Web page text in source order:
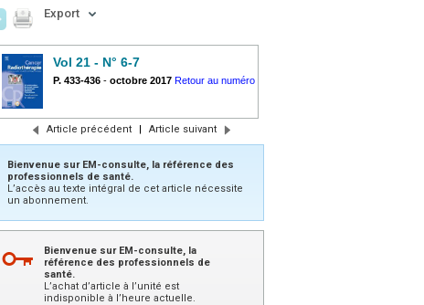
Export
Vol 21 - N° 6-7
P. 433-436 - octobre 2017 Retour au numéro
Article précédent | Article suivant
Bienvenue sur EM-consulte, la référence des
professionnels de santé.
L’accès au texte intégral de cet article nécessite
un abonnement.
Bienvenue sur EM-consulte, la
référence des professionnels de
santé.
L’achat d’article à l’unité est
indisponible à l’heure actuelle.